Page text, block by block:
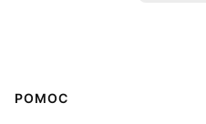
Linki w stopce
POMOC